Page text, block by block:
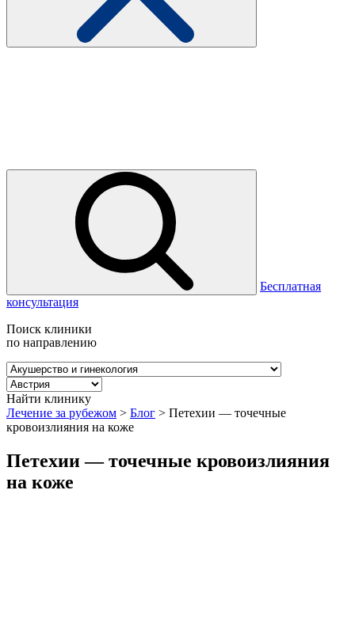
Бесплатная
консультация
Поиск клиники
по направлению
Найти клинику
Лечение за рубежом > Блог > Петехии — точечные
кровоизлияния на коже
Петехии — точечные кровоизлияния
на коже